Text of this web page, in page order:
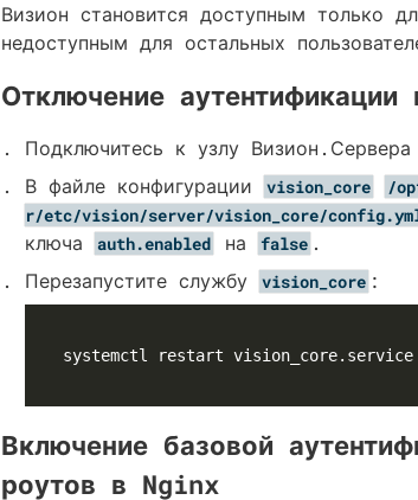
Визион становится доступным только
недоступным для остальных
Отключение аутентификации
Подключитесь к узлу
В файле конфигурации
vision_core
/
r/etc/vision/server/vision_core/
ключа
auth.enabled на false .
Перезапустите службу
vision_core :
Включение базовой
роутов в Nginx